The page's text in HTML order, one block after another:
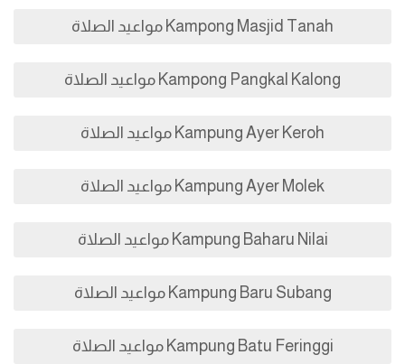
Kampong Masjid Tanah مواعيد الصلاة
Kampong Pangkal Kalong مواعيد الصلاة
Kampung Ayer Keroh مواعيد الصلاة
Kampung Ayer Molek مواعيد الصلاة
Kampung Baharu Nilai مواعيد الصلاة
Kampung Baru Subang مواعيد الصلاة
Kampung Batu Feringgi مواعيد الصلاة